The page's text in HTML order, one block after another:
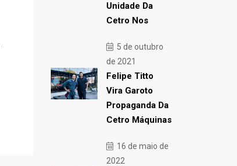
Unidade Da
Cetro Nos
5 de outubro
de 2021
Felipe Titto
Vira Garoto
Propaganda Da
Cetro Máquinas
16 de maio de
2022